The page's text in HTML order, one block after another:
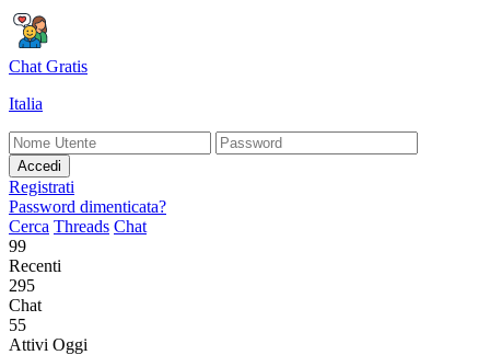
Chat Gratis
Italia
Accedi
Registrati
Password dimenticata?
Cerca Threads Chat
99
Recenti
295
Chat
55
Attivi Oggi